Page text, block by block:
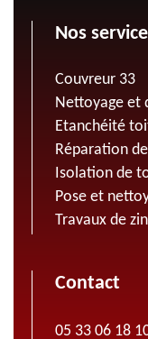
Nos
Couvreur 33
Nettoyage et
Etanchéité
Réparation
Isolation de
Pose et
Travaux de
Contact
05 33 06 18